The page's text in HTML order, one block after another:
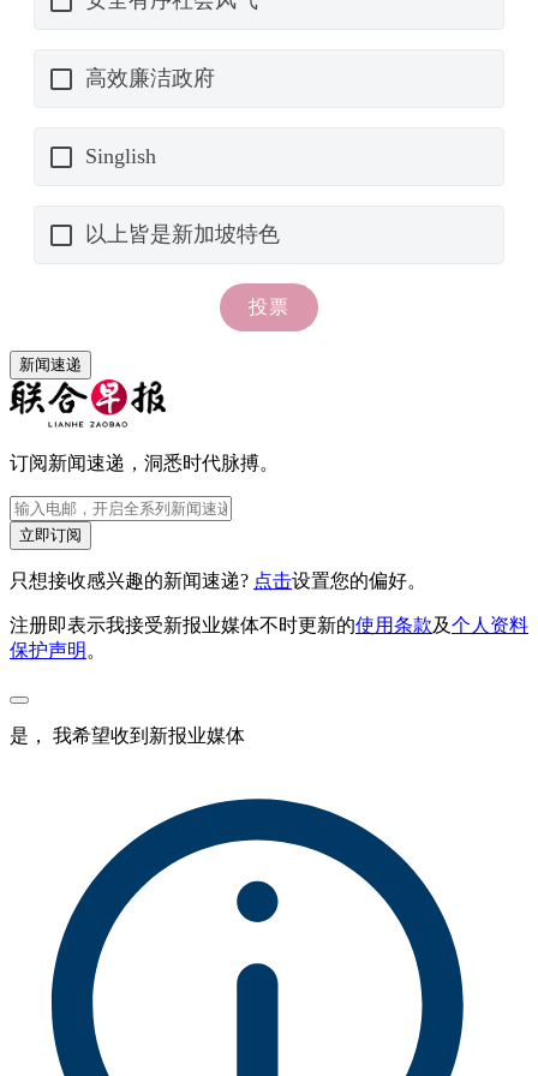
新闻速递
订阅新闻速递，洞悉时代脉搏。
立即订阅
只想接收感兴趣的新闻速递? 点击设置您的偏好。
注册即表示我接受新报业媒体不时更新的使用条款及个人资料
保护声明 。
是， 我希望收到新报业媒体